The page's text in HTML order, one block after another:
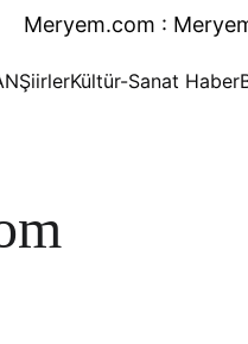
Meryem.com :
ŞiirlerKültür-Sanat Haber